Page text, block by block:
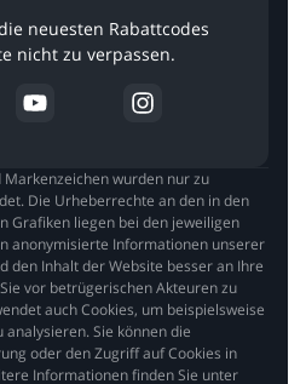
neuesten Rabattcodes
nicht zu verpassen.
wurden nur zu
Die Urheberrechte an den in den
Grafiken liegen bei den jeweiligen
anonymisierte Informationen unserer
den Inhalt der Website besser an Ihre
vor betrügerischen Akteuren zu
auch Cookies, um beispielsweise
Sie können die
oder den Zugriff auf Cookies in
Informationen finden Sie unter